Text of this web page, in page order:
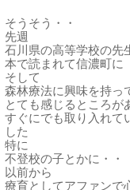
そうそう・・
先週
石川県の高等学校の先
本で読まれて信濃町に
そして
森林療法に興味を持っ
とても感じるところが
すぐにでも取り入れて
した
特に
不登校の子とかに・・
以前から
療育としてアファンで